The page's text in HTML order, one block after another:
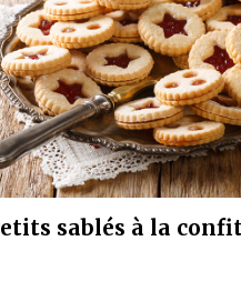
petits sablés à la